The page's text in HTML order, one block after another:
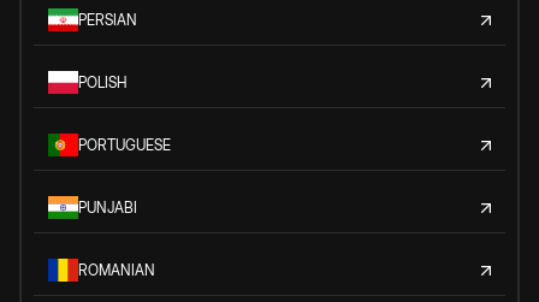
PERSIAN
POLISH
PORTUGUESE
PUNJABI
ROMANIAN